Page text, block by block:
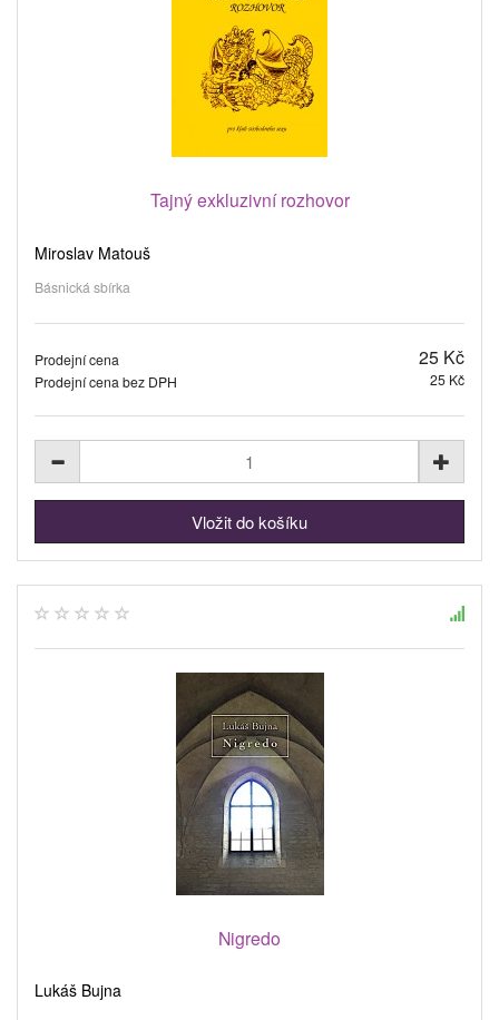
Tajný exkluzivní rozhovor
Miroslav Matouš
Básnická sbírka
Prodejní cena 25 Kč
Prodejní cena bez DPH 25 Kč
Nigredo
Lukáš Bujna